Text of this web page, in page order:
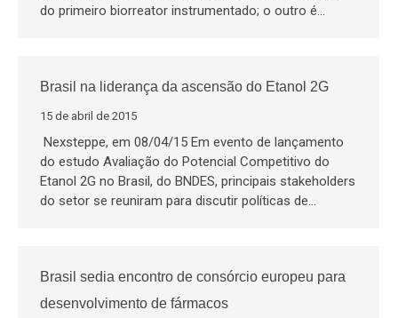
do primeiro biorreator instrumentado; o outro é…
Brasil na liderança da ascensão do Etanol 2G
15 de abril de 2015
Nexsteppe, em 08/04/15 Em evento de lançamento
do estudo Avaliação do Potencial Competitivo do
Etanol 2G no Brasil, do BNDES, principais stakeholders
do setor se reuniram para discutir políticas de…
Brasil sedia encontro de consórcio europeu para
desenvolvimento de fármacos